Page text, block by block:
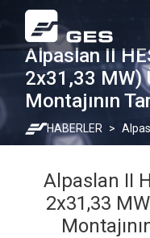
Alpaslan II
2x31,33 MW)
Montajının
HABERLER
Alpaslan II
2x31,33